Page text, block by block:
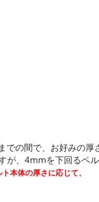
の間で、お好みの厚
が、4mmを下回るベ
本体の厚さに応じて、